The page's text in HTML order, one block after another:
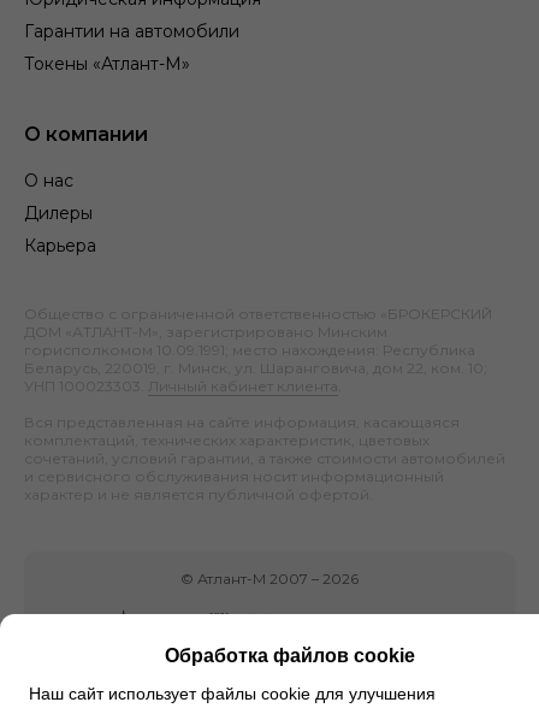
Гарантии на автомобили
Токены «Атлант-М»
О компании
О нас
Дилеры
Карьера
Общество с ограниченной ответственностью «БРОКЕРСКИЙ
ДОМ «АТЛАНТ-М», зарегистрировано Минским
горисполкомом 10.09.1991; место нахождения: Республика
Беларусь, 220019, г. Минск, ул. Шаранговича, дом 22, ком. 10;
УНП 100023303.
Личный кабинет клиента
Вся представленная на сайте информация, касающаяся
комплектаций, технических характеристик, цветовых
сочетаний, условий гарантии, а также стоимости автомобилей
и сервисного обслуживания носит информационный
характер и не является публичной офертой.
© Атлант-М 2007 – 2026
Обработка файлов cookie
Наш сайт использует файлы cookie для улучшения